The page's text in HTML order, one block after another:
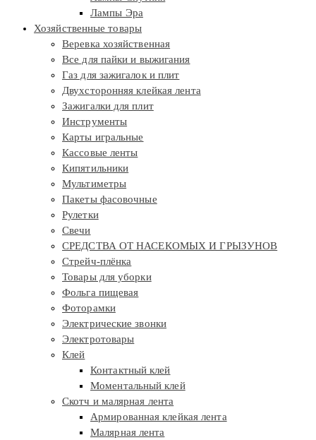
Лампы Эра
Хозяйственные товары
Веревка хозяйственная
Все для пайки и выжигания
Газ для зажигалок и плит
Двухсторонняя клейкая лента
Зажигалки для плит
Инструменты
Карты игральные
Кассовые ленты
Кипятильники
Мультиметры
Пакеты фасовочные
Рулетки
Свечи
СРЕДСТВА ОТ НАСЕКОМЫХ И ГРЫЗУНОВ
Стрейч-плёнка
Товары для уборки
Фольга пищевая
Фоторамки
Электрические звонки
Электротовары
Клей
Контактный клей
Моментальный клей
Скотч и малярная лента
Армированная клейкая лента
Малярная лента